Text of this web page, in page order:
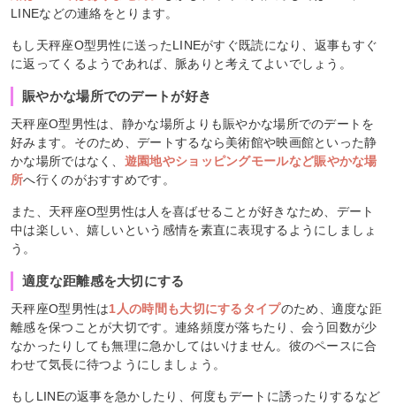
LINEなどの連絡をとります。
もし天秤座O型男性に送ったLINEがすぐ既読になり、返事もすぐ
に返ってくるようであれば、脈ありと考えてよいでしょう。
賑やかな場所でのデートが好き
天秤座O型男性は、静かな場所よりも賑やかな場所でのデートを
好みます。そのため、デートするなら美術館や映画館といった静
かな場所ではなく、 遊園地やショッピングモールなど賑やかな場
所へ行くのがおすすめです。
また、天秤座O型男性は人を喜ばせることが好きなため、デート
中は楽しい、嬉しいという感情を素直に表現するようにしましょ
う。
適度な距離感を大切にする
天秤座O型男性は1人の時間も大切にするタイプのため、適度な距
離感を保つことが大切です。連絡頻度が落ちたり、会う回数が少
なかったりしても無理に急かしてはいけません。彼のペースに合
わせて気長に待つようにしましょう。
もしLINEの返事を急かしたり、何度もデートに誘ったりするなど